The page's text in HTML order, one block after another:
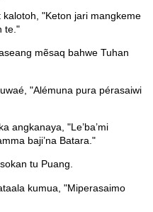
"Keton jari mangkeme
te."
mẽsaq bahwe Tuhan
"Alémuna pura pérasaiwi
angkanaya, "Le’ba’mi
baji’na Batara."
tu Puang.
kumua, "Miperasaimo